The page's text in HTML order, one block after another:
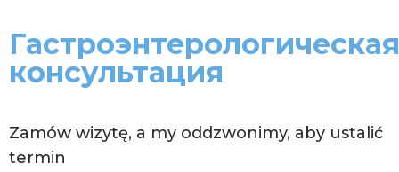
Гастроэнтерологическая
консультация
Zamów wizytę, a my oddzwonimy, aby ustalić
termin